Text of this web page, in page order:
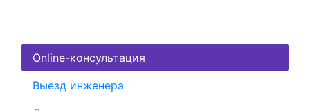
Online-консультация
Выезд инженера